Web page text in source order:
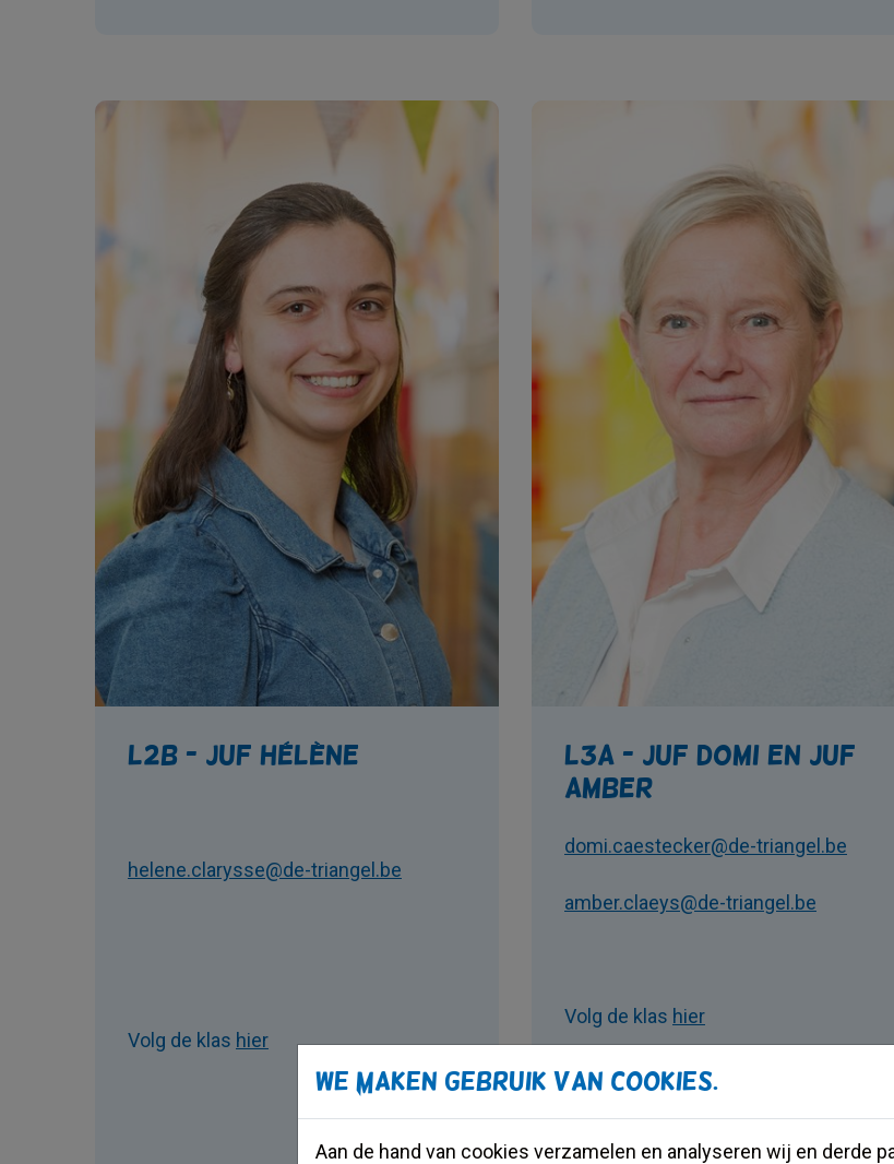
L2B - juf Hélène
helene.clarysse@de-triangel.be
Volg de klas hier
L3A - juf Domi en juf
Amber
domi.caestecker@de-triangel.be
amber.claeys@de-triangel.be
Volg de klas hier
We maken gebruik van cookies.
Aan de hand van cookies verzamelen en analyseren wij en derde